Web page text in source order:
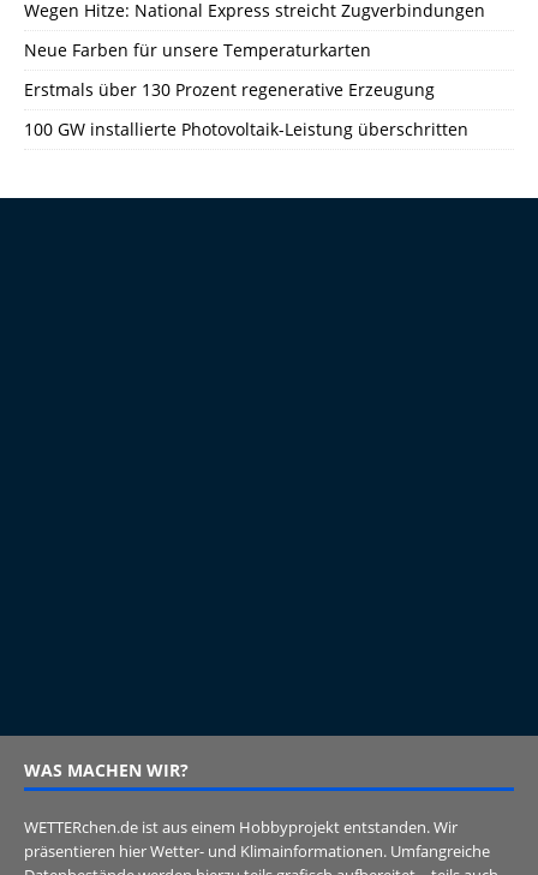
Wegen Hitze: National Express streicht Zugverbindungen
Neue Farben für unsere Temperaturkarten
Erstmals über 130 Prozent regenerative Erzeugung
100 GW installierte Photovoltaik-Leistung überschritten
WAS MACHEN WIR?
WETTERchen.de ist aus einem Hobbyprojekt entstanden. Wir
präsentieren hier Wetter- und Klimainformationen. Umfangreiche